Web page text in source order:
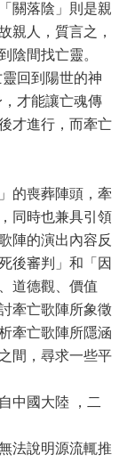
關落陰」則是親
親人，質言之，
陰間找亡靈。
回到陽世的神
才能讓亡魂傳
才進行，而牽亡
的喪葬陣頭，牽
同時也兼具引領
陣的演出內容反
後審判」和「因
道德觀、價值
牽亡歌陣所象徵
牽亡歌陣所隱涵
間，尋求一些平
中國大陸 ，二
法說明源流輒推